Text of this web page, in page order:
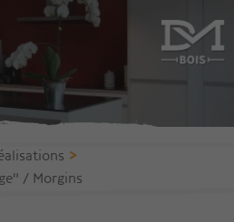
>
/ Morgins